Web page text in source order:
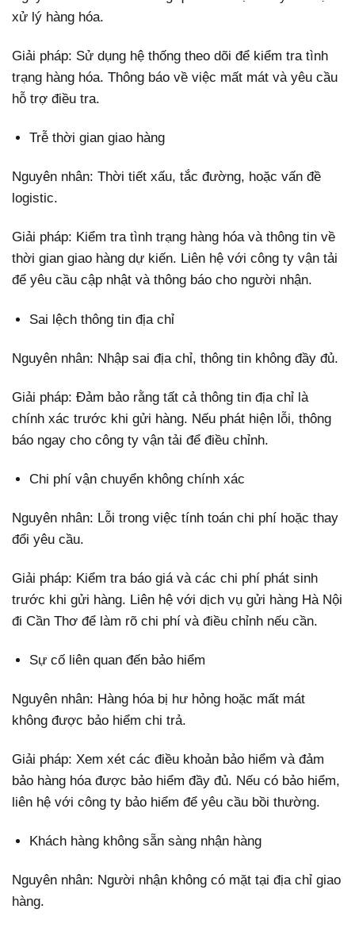
xử lý hàng hóa.
Giải pháp: Sử dụng hệ thống theo dõi để kiểm tra tình
trạng hàng hóa. Thông báo về việc mất mát và yêu cầu
hỗ trợ điều tra.
Trễ thời gian giao hàng
Nguyên nhân: Thời tiết xấu, tắc đường, hoặc vấn đề
logistic.
Giải pháp: Kiểm tra tình trạng hàng hóa và thông tin về
thời gian giao hàng dự kiến. Liên hệ với công ty vận tải
để yêu cầu cập nhật và thông báo cho người nhận.
Sai lệch thông tin địa chỉ
Nguyên nhân: Nhập sai địa chỉ, thông tin không đầy đủ.
Giải pháp: Đảm bảo rằng tất cả thông tin địa chỉ là
chính xác trước khi gửi hàng. Nếu phát hiện lỗi, thông
báo ngay cho công ty vận tải để điều chỉnh.
Chi phí vận chuyển không chính xác
Nguyên nhân: Lỗi trong việc tính toán chi phí hoặc thay
đổi yêu cầu.
Giải pháp: Kiểm tra báo giá và các chi phí phát sinh
trước khi gửi hàng. Liên hệ với dịch vụ gửi hàng Hà Nội
đi Cần Thơ để làm rõ chi phí và điều chỉnh nếu cần.
Sự cố liên quan đến bảo hiểm
Nguyên nhân: Hàng hóa bị hư hỏng hoặc mất mát
không được bảo hiểm chi trả.
Giải pháp: Xem xét các điều khoản bảo hiểm và đảm
bảo hàng hóa được bảo hiểm đầy đủ. Nếu có bảo hiểm,
liên hệ với công ty bảo hiểm để yêu cầu bồi thường.
Khách hàng không sẵn sàng nhận hàng
Nguyên nhân: Người nhận không có mặt tại địa chỉ giao
hàng.